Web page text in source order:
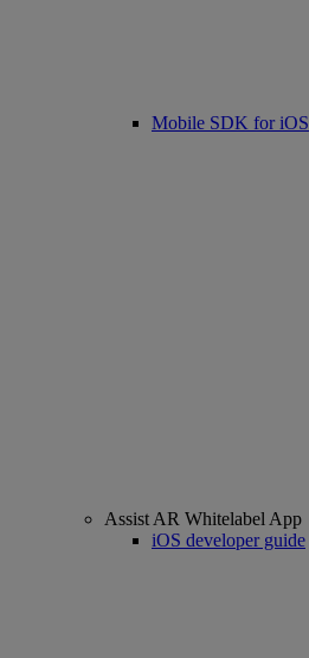
Mobile SDK for iOS
Assist AR Whitelabel App
iOS developer guide